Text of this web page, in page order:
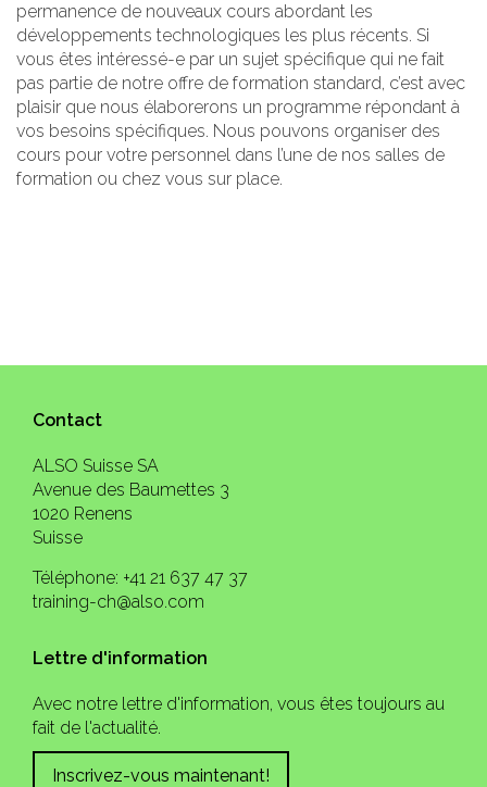
permanence de nouveaux cours abordant les
développements technologiques les plus récents. Si
vous êtes intéressé-e par un sujet spécifique qui ne fait
pas partie de notre offre de formation standard, c’est avec
plaisir que nous élaborerons un programme répondant à
vos besoins spécifiques. Nous pouvons organiser des
cours pour votre personnel dans l’une de nos salles de
formation ou chez vous sur place.
Contact
ALSO Suisse SA
Avenue des Baumettes 3
1020 Renens
Suisse
Téléphone: +41 21 637 47 37
training-ch@also.com
Lettre d'information
Avec notre lettre d'information, vous êtes toujours au
fait de l'actualité.
Inscrivez-vous maintenant!